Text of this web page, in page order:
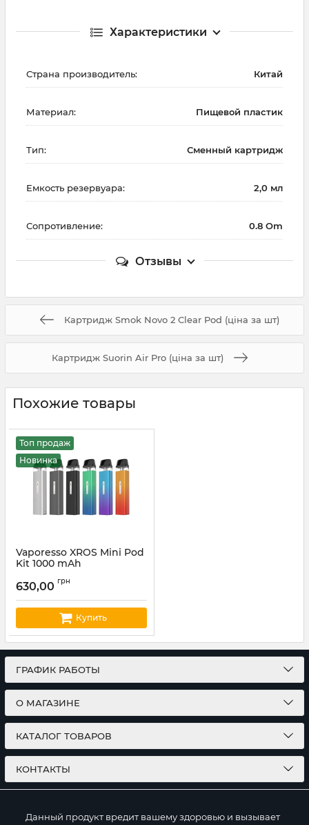
Характеристики
Страна производитель: Китай
Материал: Пищевой пластик
Тип: Сменный картридж
Емкость резервуара: 2,0 мл
Сопротивление: 0.8 Om
Отзывы
Картридж Smok Novo 2 Clear Pod (ціна за шт)
Картридж Suorin Air Pro (ціна за шт)
Похожие товары
Топ продаж
Новинка
Vaporesso XROS Mini Pod
Kit 1000 mAh
630,00 грн
Купить
ГРАФИК РАБОТЫ
О МАГАЗИНЕ
КАТАЛОГ ТОВАРОВ
КОНТАКТЫ
Данный продукт вредит вашему здоровью и вызывает